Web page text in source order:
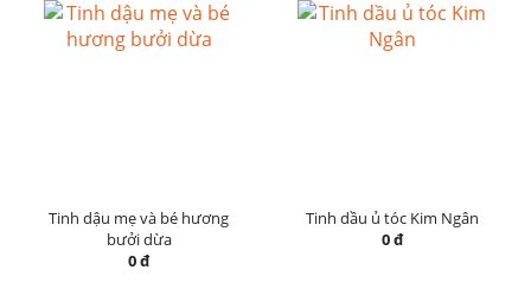
Tinh dậu mẹ và bé hương
bưởi dừa
0 đ
Tinh dầu ủ tóc Kim Ngân
0 đ